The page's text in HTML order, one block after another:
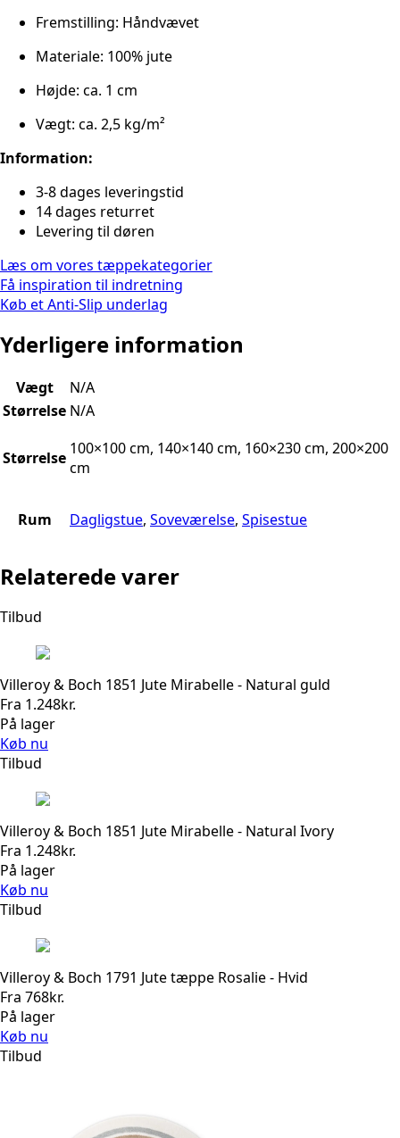
Fremstilling: Håndvævet
Materiale: 100% jute
Højde: ca. 1 cm
Vægt: ca. 2,5 kg/m²
Information:
3-8 dages leveringstid
14 dages returret
Levering til døren
Læs om vores tæppekategorier
Få inspiration til indretning
Køb et Anti-Slip underlag
Yderligere information
Vægt
N/A
Størrelse N/A
Størrelse 100×100 cm, 140×140 cm, 160×230 cm, 200×200
cm
Rum Dagligstue, Soveværelse, Spisestue
Relaterede varer
Tilbud
Villeroy & Boch 1851 Jute Mirabelle - Natural guld
Fra 1.248kr.
På lager
Køb nu
Tilbud
Villeroy & Boch 1851 Jute Mirabelle - Natural Ivory
Fra 1.248kr.
På lager
Køb nu
Tilbud
Villeroy & Boch 1791 Jute tæppe Rosalie - Hvid
Fra 768kr.
På lager
Køb nu
Tilbud